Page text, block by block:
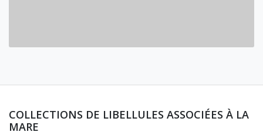
COLLECTIONS DE LIBELLULES ASSOCIÉES À LA
MARE